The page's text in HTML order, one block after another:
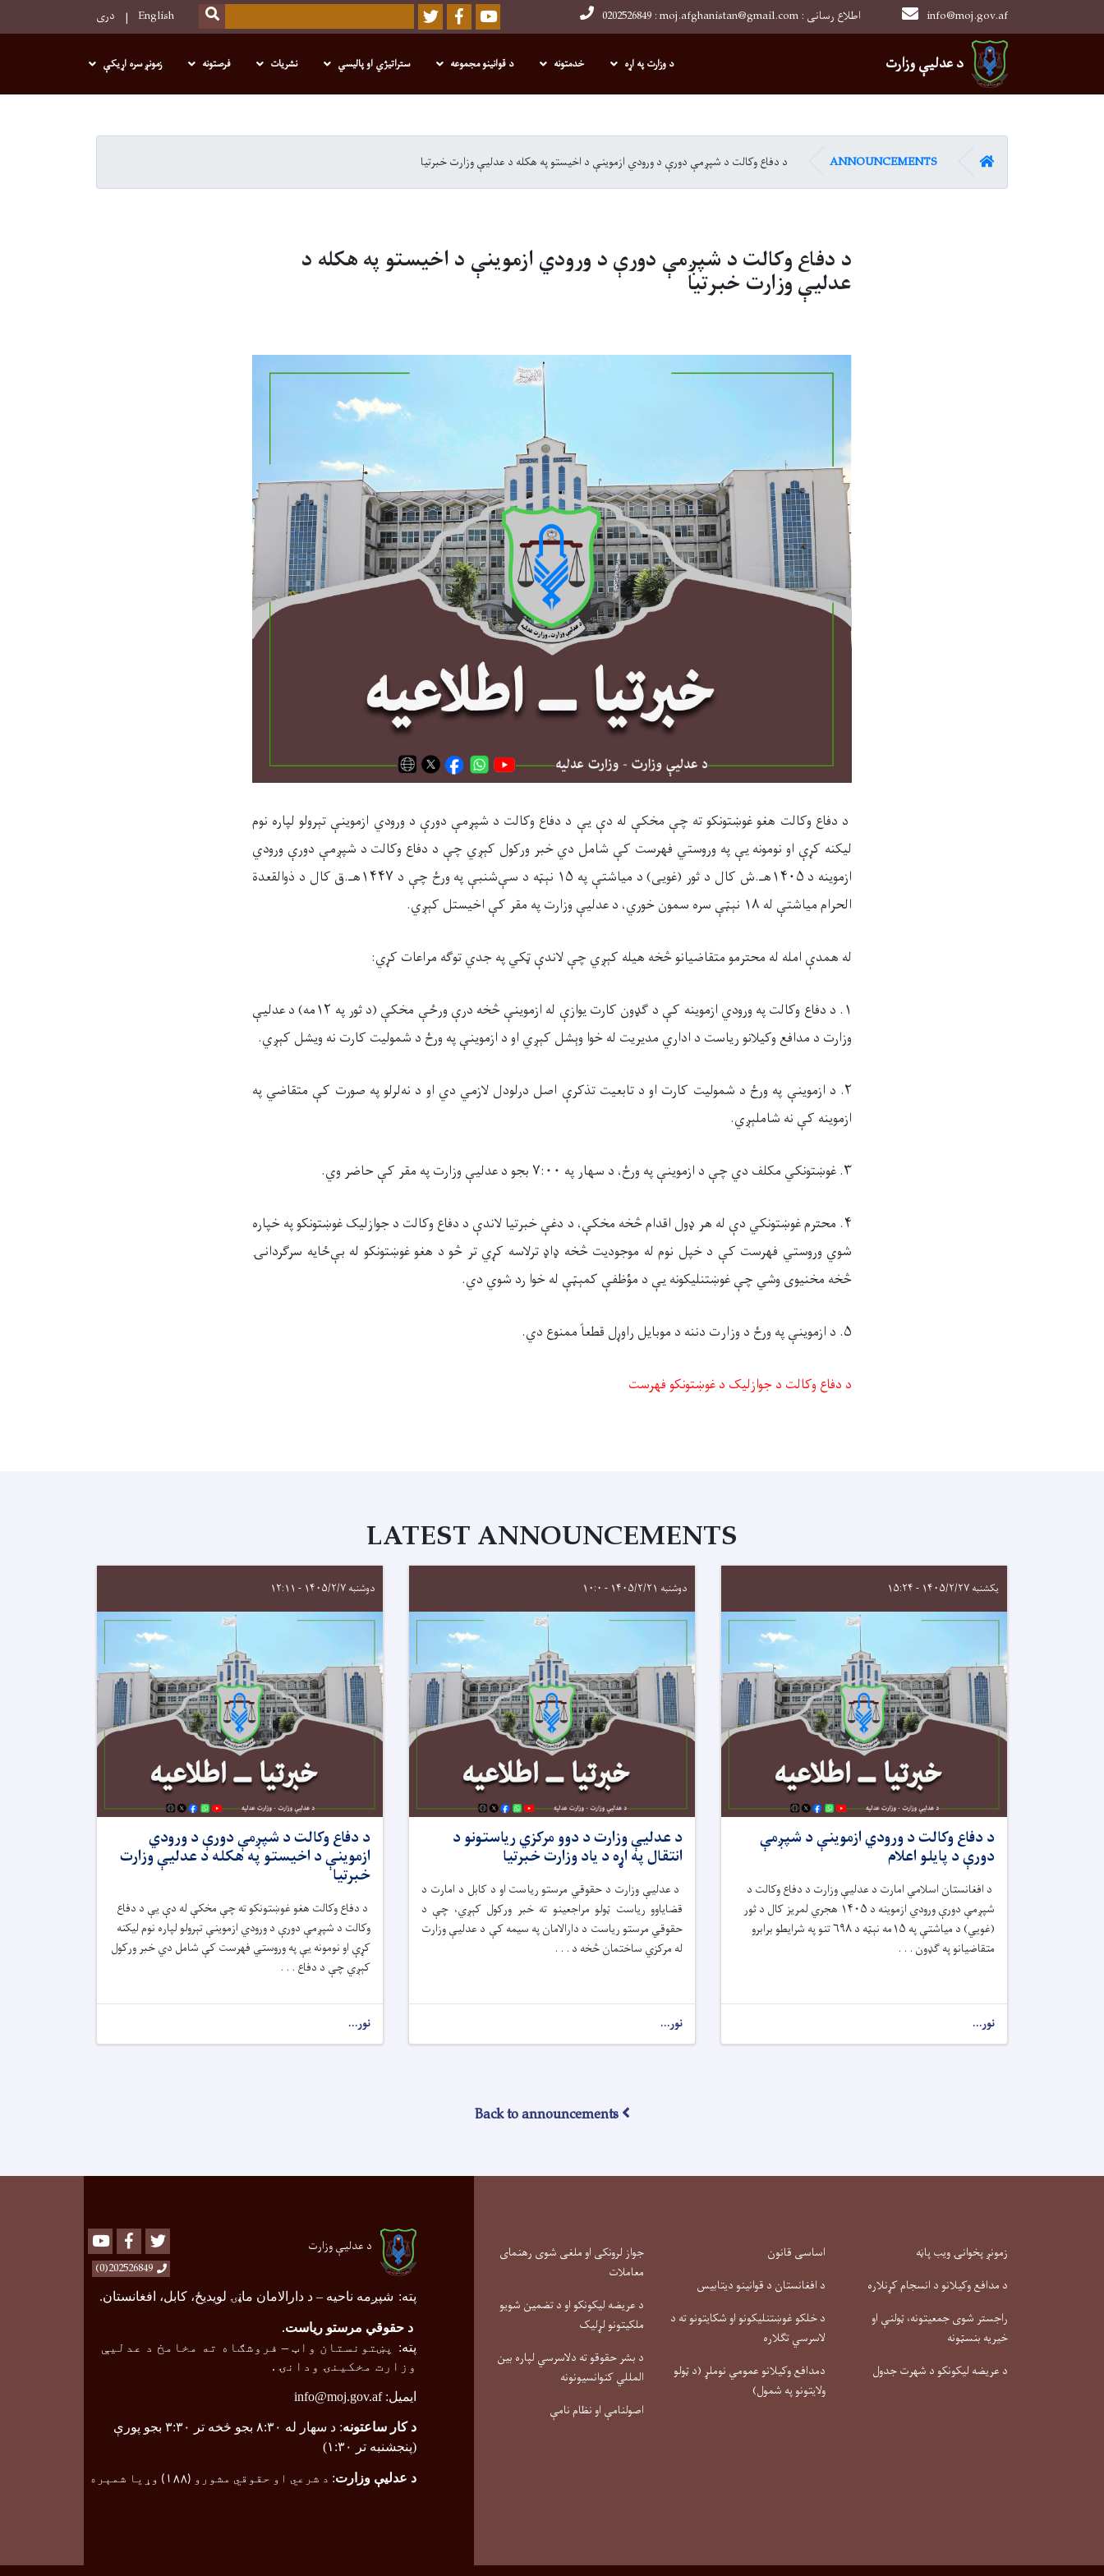
content
د عدلیې وزارت
info@moj.gov.af 0202526849 : moj.afghanistan@gmail.com : اطلاع رسانی Youtube
Facebook
Twitter
Search
SEARCH
English دری
Main navigation د وزارت په اړه خدمتونه د قوانینو مجموعه ستراتیژي او پالیسي نشریات فرصتونه زمونږ سره اړیکې
کور ANNOUNCEMENTS د دفاع وکالت د شپږمې دورې د ورودي ازموینې د اخیستو په هکله د عدلیې وزارت خبرتیا
د دفاع وکالت د شپږمې دورې د ورودي ازموینې د اخیستو په هکله د
عدلیې وزارت خبرتیا
د دفاع وکالت هغو غوښتونکو ته چې مخکې له دې یې د دفاع وکالت د شپږمې دورې د ورودي ازموینې تېرولو لپاره نوم
لیکنه کړې او نومونه یې په وروستي فهرست کې شامل دي خبر ورکول کېږي چې د دفاع وکالت د شپږمې دورې ورودي
ازموینه د ۱۴۰۵‌هـ.ش کال د ثور (غویی) د میاشتې په ۱۵ نېټه د سې‌شنبې په ورځ چې د ۱۴۴۷‌هـ.ق کال د ذوالقعدة
الحرام میاشتې له ۱۸ نېټې سره سمون خوري، د عدلیې وزارت په مقر کې اخیستل کېږي.
له همدې امله له محترمو متقاضیانو څخه هیله کېږي چې لاندې ټکي په جدي توګه مراعات کړي:
۱. د دفاع وکالت په ورودي ازموینه کې د ګډون کارت یوازې له ازموینې څخه درې ورځې مخکې (د ثور په ۱۲مه) د عدلیې
وزارت د مدافع وکیلانو ریاست د اداري مدیریت له‌خوا وېشل کېږي او د ازموینې په ورځ د شمولیت کارت نه ویشل کېږي.
۲. د ازموینې په ورځ د شمولیت کارت او د تابعیت تذکرې اصل درلودل لازمي دي او د نه‌لرلو په صورت کې
متقاضي په
ازموینه کې نه‌ شاملېږي.
۳. غوښتونکي مکلف دي چې د ازموینې په ورځ، د سهار په ۷:۰۰ بجو د عدلیې وزارت په مقر کې حاضر وي.
۴. محترم غوښتونکي دې له هر ډول اقدام څخه مخکې، د دغې خبرتیا لاندې د دفاع وکالت د جوازلیک غوښتونکو په خپاره
شوي وروستي فهرست کې د خپل نوم له موجودیت څخه ډاډ ترلاسه کړي تر څو د هغو غوښتونکو له بې‌ځایه سرګردانۍ
څخه مخنیوی وشي چې غوښتنلیکونه یې د مؤظفې کمېټې له خوا رد شوي دي.
۵. د ازموینې په ورځ د وز ارت دننه د موبایل راوړل قطعاً ممنوع دي.
د دفاع وکالت د جوازلیک دغوښتونکو فهرست
LATEST ANNOUNCEMENTS
یکشنبه ۱۴۰۵/۲/۲۷ - ۱۵:۲۴
د دفاع وکالت د ورودي ازموينې د شپږمې
دورې د پایلو اعلام
د افغانستان اسلامي امارت د عدلیې وزارت د دفاع وکالت د
شپږمې دورې ورودي ازموینه د ۱۴۰۵ هجري لمریز کال د ثور
(غويي) د میاشتې په ۱۵مه نېټه د ۶۹۸ تنو په شرایطو برابرو
متقاضیانو په ګډون . . .
نور...
دوشنبه ۱۴۰۵/۲/۲۱ - ۱۰:۰
د عدلیې وزارت د دوو مرکزي ریاستونو د
انتقال په اړه د یاد وزارت خبرتیا
د عدلیې وزارت د حقوقي مرستو ریاست او د کابل د امارت د
قضایاوو ریاست ټولو مراجعینو ته خبر ورکول کېږي، چې د
حقوقي مرستو ریاست د دارالامان په سیمه کې د عدلیې وزارت
له مرکزي ساختمان څخه د . . .
نور...
دوشنبه ۱۴۰۵/۲/۷ - ۱۲:۱۱
د دفاع وکالت د شپږمې دورې د ورودي
ازموینې د اخیستو په هکله د عدلیې وزارت
خبرتیا
د دفاع وکالت هغو غوښتونکو ته چې مخکې له دې یې د دفاع
وکالت د شپږمې دورې د ورودي ازموینې تېرولو لپاره نوم لیکنه
کړې او نومونه یې په وروستي فهرست کې شامل دي خبر ورکول
کېږي چې د دفاع . . .
نور...
Back to announcements
زمونږ پخوانۍ ویب پاڼه
د مدافع وکیلانو د انسجام کړنلاره
راجستر شوی جمعیتونه، ټولنې او
خیریه بنسټونه
د عریضه لیکونکو د شهرت جدول
اساسی قانون
د افغانستان د قوانینو دیتابیس
د خلکو غوښتنلیکونو او شکایتونو ته د
لاسرسي تګلاره
دمدافع وکیلانو عمومي نوملړ (د ټولو
ولایتونو په شمول)
جواز لرونکی او ملغی شوی رهنمای
معاملات
د عریضه لیکونکو او د تضمین شویو
ملکیتونو لړلیک
د بشر حقوقو ته دلاسرسي لپاره بین
المللي کنوانسیونونه
اصولنامې او نظام نامې
د عدلیې وزارت Youtube Facebook
202526849(0)
پته: شپږمه ناحیه – د دارالامان ماڼۍ لویدیځ، کابل، افغانستان.
د حقوقي مرستو ریاست.
پته: پښتونستان واټ – فروشګاه ته مخامخ د عدلیې
وزارت مخکینۍ ودانۍ .
ایمیل:info@moj.gov.af
د کار ساعتونه
: د سهار له ۸:۳۰ بجو څخه تر ۳:۳۰ بجو پورې
(پنجشنبه تر ۱:۳۰)
د عدلیې وزارت: د شرعي او حقوقي مشورو (۱۸۸ ) وړیا شمېره